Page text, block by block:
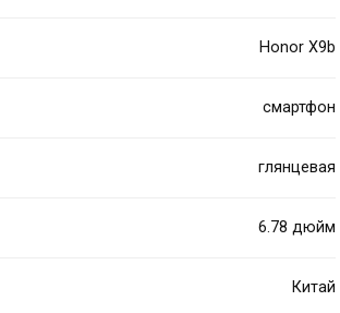
Honor X9b
смартфон
глянцевая
6.78 дюйм
Китай